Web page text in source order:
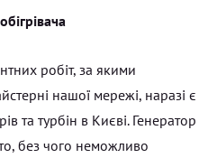
робіт, за якими
нашої мережі, наразі є
та турбін в Києві. Генератор
без чого неможливо